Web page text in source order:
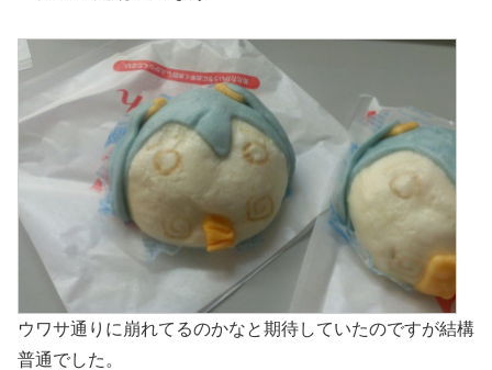
ウワサ通りに崩れてるのかなと期待していたのですが結構
普通でした。